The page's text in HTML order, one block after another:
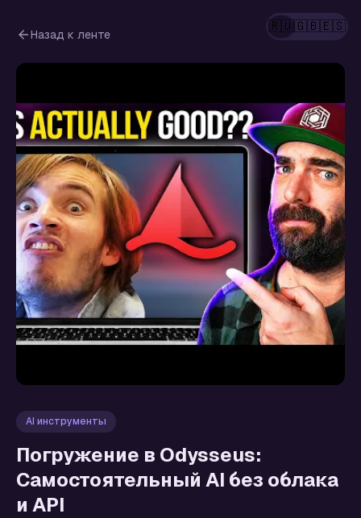
🇷🇺🇬🇧🇪🇸
Назад к ленте
AI инструменты
Погружение в Odysseus:
Самостоятельный AI без облака
и API